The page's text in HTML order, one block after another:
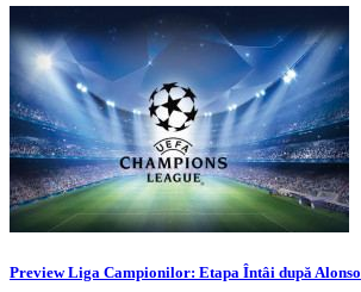
Preview Liga Campionilor: Etapa Întâi după Alonso